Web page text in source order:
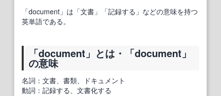
「document」は「文書」「記録する」などの意味を持つ
英単語である。
「document」とは・「document」
の意味
名詞：文書、書類、ドキュメント
動詞：記録する、文書化する